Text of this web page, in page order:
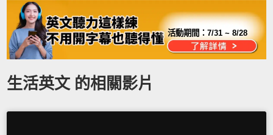
活動期間：7/31 ~ 8/28
生活英文 的相關影片